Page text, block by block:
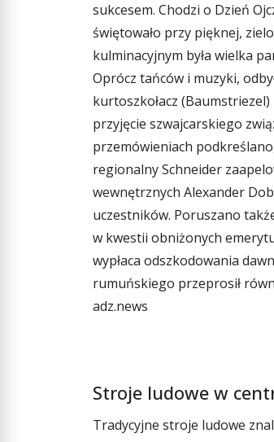
sukcesem. Chodzi o Dzień
świętowało przy pięknej,
kulminacyjnym była wielka
Oprócz tańców i muzyki,
kurtoszkołacz
przyjęcie szwajcarskiego
przemówieniach
regionalny Schneider
wewnętrznych Alexander
uczestników. Poruszano
w kwestii obniżonych
wypłaca odszkodowania
rumuńskiego przeprosił
adz.news
Stroje ludowe w
Tradycyjne stroje ludowe